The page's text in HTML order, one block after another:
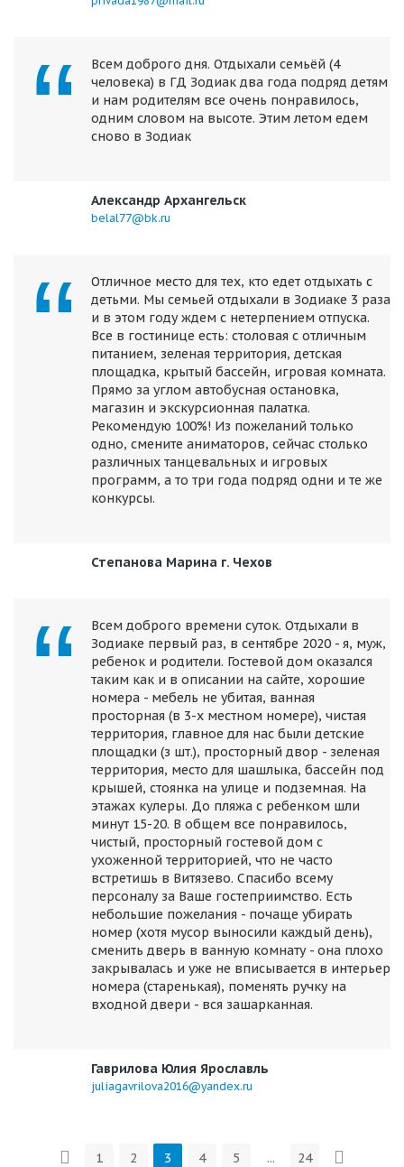
Всем доброго дня. Отдыхали семьёй (4
человека) в ГД Зодиак два года подряд детям
и нам родителям все очень понравилось,
одним словом на высоте. Этим летом едем
сново в Зодиак
Александр Архангельск
belal77@bk.ru
Отличное место для тех, кто едет отдыхать с
детьми. Мы семьей отдыхали в Зодиаке 3 раза
и в этом году ждем с нетерпением отпуска.
Все в гостинице есть: столовая с отличным
питанием, зеленая территория, детская
площадка, крытый бассейн, игровая комната.
Прямо за углом автобусная остановка,
магазин и экскурсионная палатка.
Рекомендую 100%! Из пожеланий только
одно, смените аниматоров, сейчас столько
различных танцевальных и игровых
программ, а то три года подряд одни и те же
конкурсы.
Степанова Марина г. Чехов
Всем доброго времени суток. Отдыхали в
Зодиаке первый раз, в сентябре 2020 - я, муж,
ребенок и родители. Гостевой дом оказался
таким как и в описании на сайте, хорошие
номера - мебель не убитая, ванная
просторная (в 3-х местном номере), чистая
территория, главное для нас были детские
площадки (з шт.), просторный двор - зеленая
территория, место для шашлыка, бассейн под
крышей, стоянка на улице и подземная. На
этажах кулеры. До пляжа с ребенком шли
минут 15-20. В общем все понравилось,
чистый, просторный гостевой дом с
ухоженной территорией, что не часто
встретишь в Витязево. Спасибо всему
персоналу за Ваше гостеприимство. Есть
небольшие пожелания - почаще убирать
номер (хотя мусор выносили каждый день),
сменить дверь в ванную комнату - она плохо
закрывалась и уже не вписывается в интерьер
номера (старенькая), поменять ручку на
входной двери - вся зашарканная.
Гаврилова Юлия Ярославль
juliagavrilova2016@yandex.ru
1 2 3 4 5 ... 24